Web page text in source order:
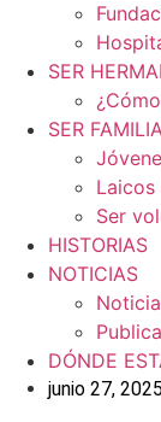
SER
SER
Ser
HISTORIAS
NOTICIAS
DÓNDE
junio 27, 2025